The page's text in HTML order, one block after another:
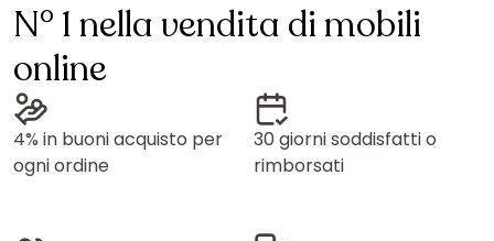
N° 1 nella vendita di mobili
online
4% in buoni acquisto per
ogni ordine
30 giorni soddisfatti o
rimborsati